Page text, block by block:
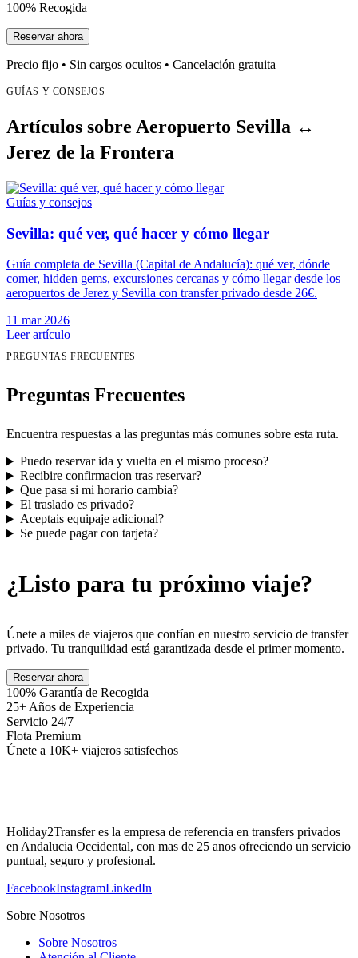
100% Recogida
Reservar ahora
Precio fijo • Sin cargos ocultos • Cancelación gratuita
GUÍAS Y CONSEJOS
Artículos sobre Aeropuerto Sevilla ↔
Jerez de la Frontera
Guías y consejos
Sevilla: qué ver, qué hacer y cómo llegar
Guía completa de Sevilla (Capital de Andalucía): qué ver, dónde
comer, hidden gems, excursiones cercanas y cómo llegar desde los
aeropuertos de Jerez y Sevilla con transfer privado desde 26€.
11 mar 2026
Leer artículo
PREGUNTAS FRECUENTES
Preguntas Frecuentes
Encuentra respuestas a las preguntas más comunes sobre esta ruta.
Puedo reservar ida y vuelta en el mismo proceso?
Recibire confirmacion tras reservar?
Que pasa si mi horario cambia?
El traslado es privado?
Aceptais equipaje adicional?
Se puede pagar con tarjeta?
¿Listo para tu próximo viaje?
Únete a miles de viajeros que confían en nuestro servicio de transfer
privado. Tu tranquilidad está garantizada desde el primer momento.
Reservar ahora
100% Garantía de Recogida
25+ Años de Experiencia
Servicio 24/7
Flota Premium
Únete a 10K+ viajeros satisfechos
Holiday2Transfer es la empresa de referencia en transfers privados
en Andalucia Occidental, con mas de 25 anos ofreciendo un servicio
puntual, seguro y profesional.
FacebookInstagramLinkedIn
Sobre Nosotros
Sobre Nosotros